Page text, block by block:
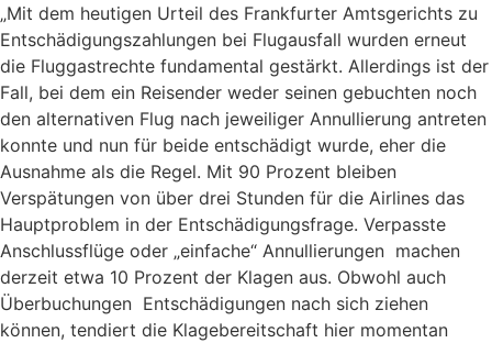
„Mit dem heutigen Urteil des Frankfurter Amtsgerichts zu
Entschädigungszahlungen bei Flugausfall wurden erneut
die Fluggastrechte fundamental gestärkt. Allerdings ist der
Fall, bei dem ein Reisender weder seinen gebuchten noch
den alternativen Flug nach jeweiliger Annullierung antreten
konnte und nun für beide entschädigt wurde, eher die
Ausnahme als die Regel. Mit 90 Prozent bleiben
Verspätungen von über drei Stunden für die Airlines das
Hauptproblem in der Entschädigungsfrage. Verpasste
Anschlussflüge oder „einfache“ Annullierungen machen
derzeit etwa 10 Prozent der Klagen aus. Obwohl auch
Überbuchungen Entschädigungen nach sich ziehen
können, tendiert die Klagebereitschaft hier momentan